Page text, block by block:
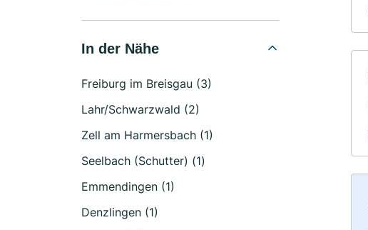
In der Nähe
Freiburg im Breisgau (3)
Lahr/Schwarzwald (2)
Zell am Harmersbach (1)
Seelbach (Schutter) (1)
Emmendingen (1)
Denzlingen (1)